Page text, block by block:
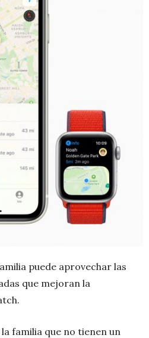
puede aprovechar las
que mejoran la
familia que no tienen un